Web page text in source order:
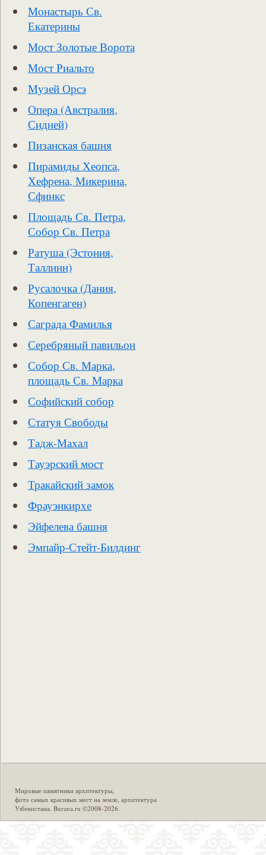
Монастырь Св.
Екатерины
Мост Золотые Ворота
Мост Риальто
Музей Орсэ
Опера (Австралия,
Сидней)
Пизанская башня
Пирамиды Хеопса,
Хефрена, Микерина,
Сфинкс
Площадь Св. Петра,
Собор Св. Петра
Ратуша (Эстония,
Таллинн)
Русалочка (Дания,
Копенгаген)
Саграда Фамилья
Серебряный павильон
Собор Св. Марка,
площадь Св. Марка
Софийский собор
Статуя Свободы
Тадж-Махал
Тауэрский мост
Тракайский замок
Фрауэнкирхе
Эйфелева башня
Эмпайр-Стейт-Билдинг
Мировые памятники архитектуры,
фото самых красивых мест на земле, архитектура
Узбекистана. Burana.ru ©2008-2026.